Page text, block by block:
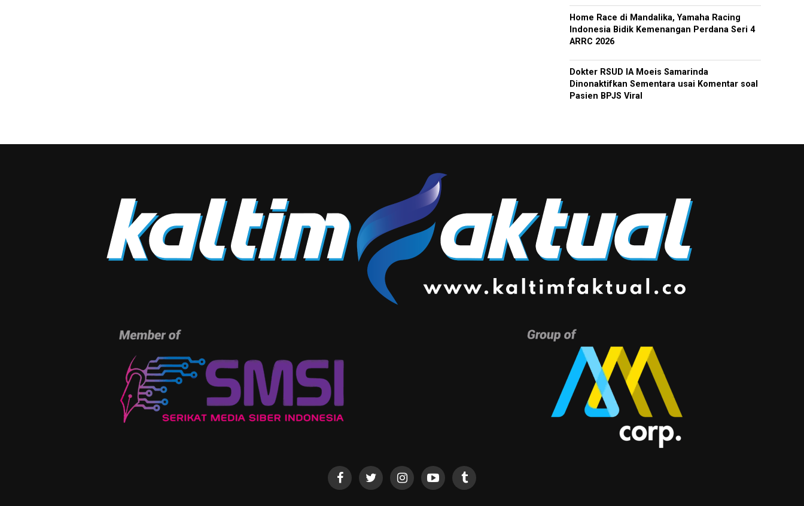
Home Race di Mandalika, Yamaha Racing
Indonesia Bidik Kemenangan Perdana Seri 4
ARRC 2026
Dokter RSUD IA Moeis Samarinda
Dinonaktifkan Sementara usai Komentar soal
Pasien BPJS Viral